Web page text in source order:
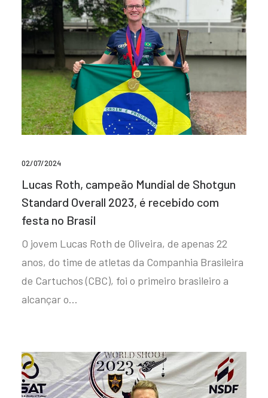
02/07/2024
Lucas Roth, campeão Mundial de Shotgun
Standard Overall 2023, é recebido com
festa no Brasil
O jovem Lucas Roth de Oliveira, de apenas 22
anos, do time de atletas da Companhia Brasileira
de Cartuchos (CBC), foi o primeiro brasileiro a
alcançar o…